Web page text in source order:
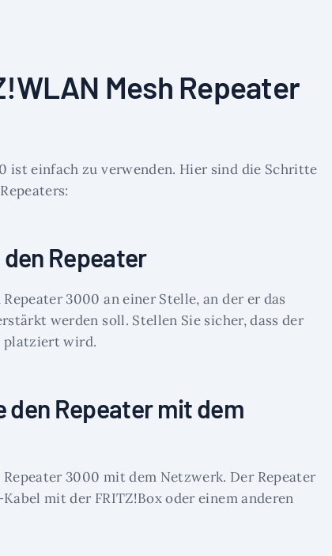
Mesh Repeater
ist einfach zu verwenden. Hier sind die Schritte
Repeater
3000 an einer Stelle, an der er das
werden soll. Stellen Sie sicher, dass der
platziert wird.
den Repeater mit dem
3000 mit dem Netzwerk. Der Repeater
mit der FRITZ!Box oder einem anderen